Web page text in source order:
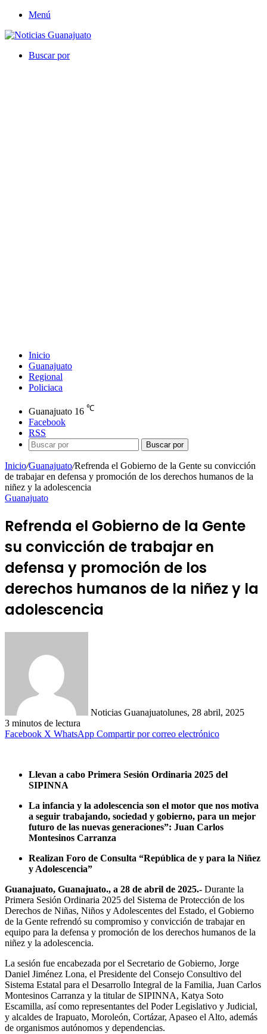
Menú
Buscar por
Inicio
Guanajuato
Regional
Policiaca
Guanajuato 16 ℃
Facebook
RSS
Buscar por
Inicio/Guanajuato/Refrenda el Gobierno de la Gente su convicción
de trabajar en defensa y promoción de los derechos humanos de la
niñez y la adolescencia
Guanajuato
Refrenda el Gobierno de la Gente
su convicción de trabajar en
defensa y promoción de los
derechos humanos de la niñez y la
adolescencia
Noticias Guanajuatolunes, 28 abril, 2025
3 minutos de lectura
Facebook X WhatsApp Compartir por correo electrónico
Llevan a cabo Primera Sesión Ordinaria 2025 del
SIPINNA
La infancia y la adolescencia son el motor que nos motiva
a seguir trabajando, sociedad y gobierno, para un mejor
futuro de las nuevas generaciones”: Juan Carlos
Montesinos Carranza
Realizan Foro de Consulta “República de y para la Niñez
y Adolescencia”
Guanajuato, Guanajuato., a 28 de abril de 2025.- Durante la
Primera Sesión Ordinaria 2025 del Sistema de Protección de los
Derechos de Niñas, Niños y Adolescentes del Estado, el Gobierno
de la Gente refrendó su compromiso y convicción de trabajar en
equipo para la defensa y promoción de los derechos humanos de la
niñez y la adolescencia.
La sesión fue encabezada por el Secretario de Gobierno, Jorge
Daniel Jiménez Lona, el Presidente del Consejo Consultivo del
Sistema Estatal para el Desarrollo Integral de la Familia, Juan Carlos
Montesinos Carranza y la titular de SIPINNA, Katya Soto
Escamilla, así como representantes del Poder Legislativo y Judicial,
y alcaldes de Irapuato, Moroleón, Cortázar, Apaseo el Alto, además
de organismos autónomos y dependencias.